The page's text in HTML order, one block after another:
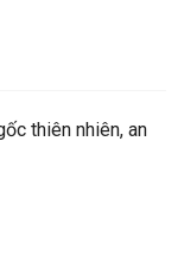
thiên nhiên, an